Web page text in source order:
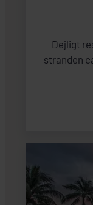
Dejligt
stranden